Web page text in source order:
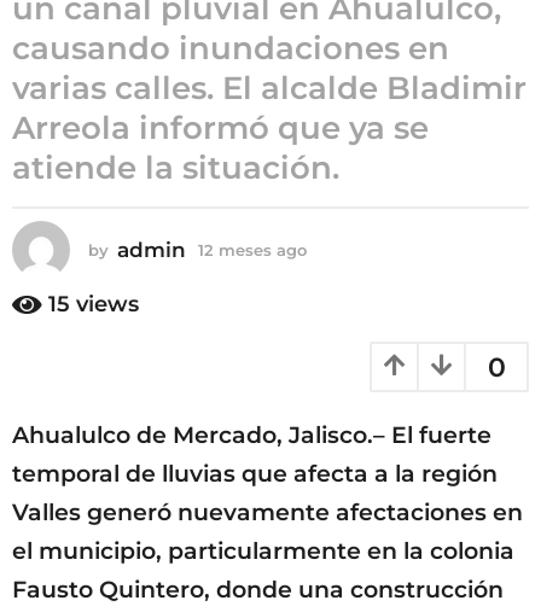
o
1
2
m
e
s
s
a
o
un canal pluvial en Ahualulco,
causando inundaciones en
varias calles. El alcalde Bladimir
Arreola informó que ya se
atiende la situación.
by admin 12 meses ago
g
15 views
0
Ahualulco de Mercado, Jalisco.– El fuerte
temporal de lluvias que afecta a la región
Valles generó nuevamente afectaciones en
el municipio, particularmente en la colonia
Fausto Quintero, donde una construcción